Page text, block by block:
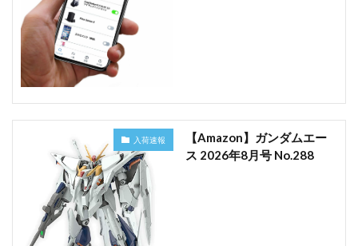
入荷速報
【Amazon】ガンダムエー
ス 2026年8月号 No.288